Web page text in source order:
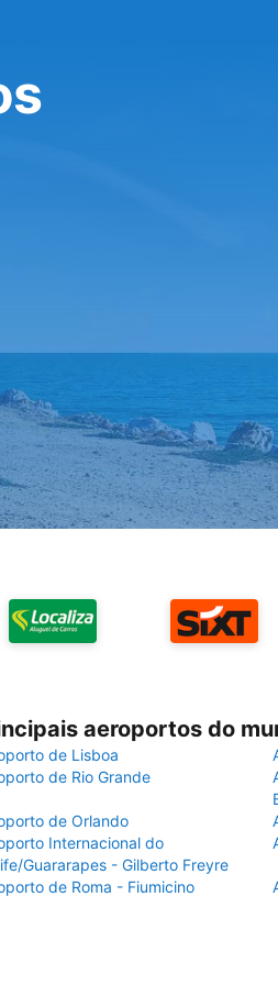
aeroportos do
de Lisboa
de Rio Grande
de Orlando
Internacional do
Guararapes - Gilberto Freyre
de Roma - Fiumicino